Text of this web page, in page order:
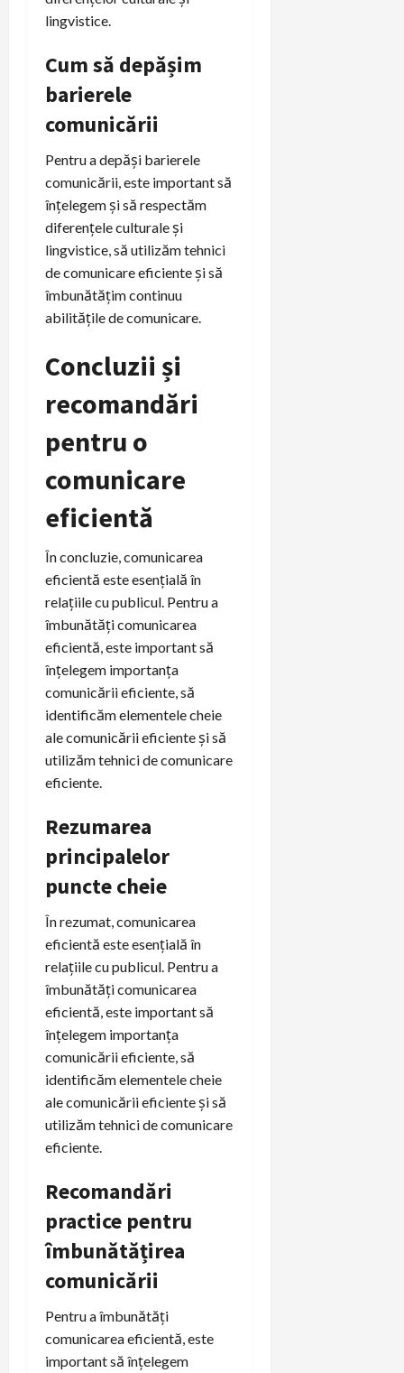
lingvistice.
Cum să depășim
barierele
comunicării
Pentru a depăși barierele
comunicării, este important să
înțelegem și să respectăm
diferențele culturale și
lingvistice, să utilizăm tehnici
de comunicare eficiente și să
îmbunătățim continuu
abilitățile de comunicare.
Concluzii și
recomandări
pentru o
comunicare
eficientă
În concluzie, comunicarea
eficientă este esențială în
relațiile cu publicul. Pentru a
îmbunătăți comunicarea
eficientă, este important să
înțelegem importanța
comunicării eficiente, să
identificăm elementele cheie
ale comunicării eficiente și să
utilizăm tehnici de comunicare
eficiente.
Rezumarea
principalelor
puncte cheie
În rezumat, comunicarea
eficientă este esențială în
relațiile cu publicul. Pentru a
îmbunătăți comunicarea
eficientă, este important să
înțelegem importanța
comunicării eficiente, să
identificăm elementele cheie
ale comunicării eficiente și să
utilizăm tehnici de comunicare
eficiente.
Recomandări
practice pentru
îmbunătățirea
comunicării
Pentru a îmbunătăți
comunicarea eficientă, este
important să înțelegem